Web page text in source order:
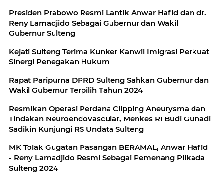
Presiden Prabowo Resmi Lantik Anwar Hafid dan dr.
Reny Lamadjido Sebagai Gubernur dan Wakil
Gubernur Sulteng
Kejati Sulteng Terima Kunker Kanwil Imigrasi Perkuat
Sinergi Penegakan Hukum
Rapat Paripurna DPRD Sulteng Sahkan Gubernur dan
Wakil Gubernur Terpilih Tahun 2024
Resmikan Operasi Perdana Clipping Aneurysma dan
Tindakan Neuroendovascular, Menkes RI Budi Gunadi
Sadikin Kunjungi RS Undata Sulteng
MK Tolak Gugatan Pasangan BERAMAL, Anwar Hafid
- Reny Lamadjido Resmi Sebagai Pemenang Pilkada
Sulteng 2024